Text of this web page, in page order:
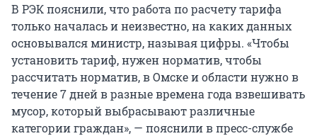
В РЭК пояснили, что работа по расчету тарифа
только началась и неизвестно, на каких данных
основывался министр, называя цифры. «Чтобы
установить тариф, нужен норматив, чтобы
рассчитать норматив, в Омске и области нужно в
течение 7 дней в разные времена года взвешивать
мусор, который выбрасывают различные
категории граждан», — пояснили в пресс-службе